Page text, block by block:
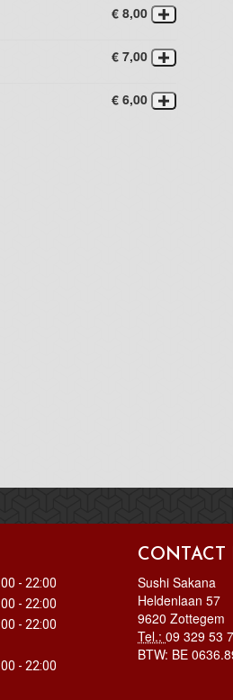
€ 8,00
€ 7,00
€ 6,00
- 22:00
- 22:00
- 22:00
- 22:00
CONTACT
Sushi Sakana
Heldenlaan 57
9620 Zottegem
Tel.: 09 329 53
BTW: BE